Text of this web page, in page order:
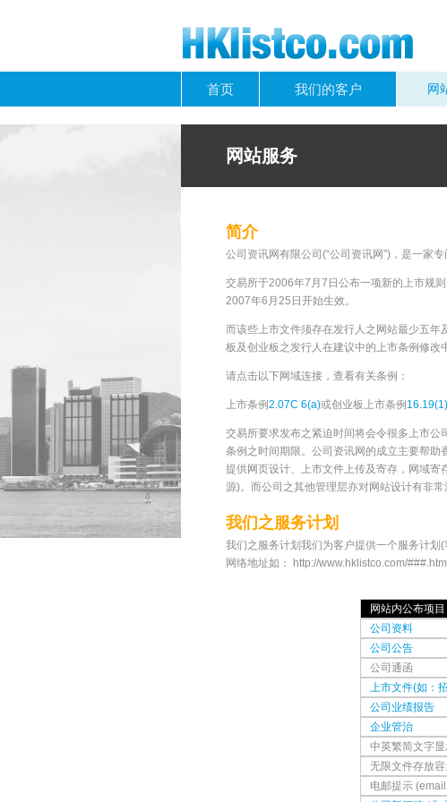
首页 我们的客户 网
网站服务
简介
公司资讯网有限公司(“公司资讯网”)，是一家
交易所于2006年7月7日公布一项新的上市规
2007年6月25日开始生效。
而该些上市文件须存在发行人之网站最少五
板及创业板之发行人在建议中的上市条例修改
请点击以下网域连接，查看有关条例：
上市条例 2.07C 6(a)或创业板上市条例 16.19(1)
交易所要求发布之紧迫时间将会令很多上市
条例之时间期限。公司资讯网的成立主要帮
提供网页设计、上市文件上传及寄存，网域
源)。而公司之其他管理层亦对网站设计有非
我们之服务计划
我们之服务计划我们为客户提供一个服务计
网络地址如： http://www.hklistco.com/
网站内公布项目
公司资料
公司公告
公司通函
上市文件(如：
公司业绩报告
企业管治
中英繁简文字
无限文件存放
电邮提示